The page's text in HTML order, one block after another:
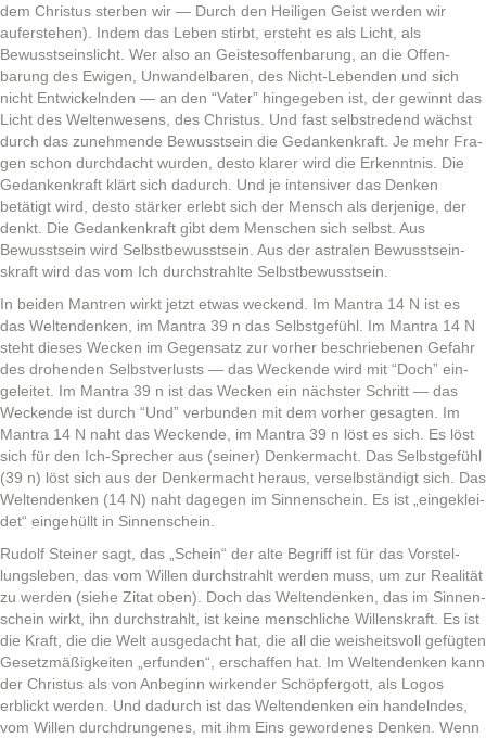
dem Chris­tus ster­ben wir — Durch den Heili­gen Geist wer­den wir
aufer­ste­hen). Indem das Leben stirbt, erste­ht es als Licht, als
Bewusst­seinslicht. Wer also an Geis­te­sof­fen­barung, an die Offen­
barung des Ewigen, Unwan­del­baren, des Nicht-Leben­den und sich
nicht Entwick­el­nden — an den “Vater” hingegeben ist, der gewin­nt das
Licht des Wel­tenwe­sens, des Chris­tus. Und fast selb­stre­dend wächst
durch das zunehmende Bewusst­sein die Gedankenkraft. Je mehr Fra­
gen schon durch­dacht wur­den, desto klar­er wird die Erken­nt­nis. Die
Gedankenkraft klärt sich dadurch. Und je inten­siv­er das Denken
betätigt wird, desto stärk­er erlebt sich der Men­sch als der­jenige, der
denkt. Die Gedankenkraft gibt dem Men­schen sich selb­st. Aus
Bewusst­sein wird Selb­st­be­wusst­sein. Aus der astralen Bewusst­sein­
skraft wird das vom Ich durch­strahlte Selbstbewusstsein.
In bei­den Mantren wirkt jet­zt etwas weck­end. Im Mantra 14 N ist es
das Wel­tendenken, im Mantra 39 n das Selb­st­ge­fühl. Im Mantra 14 N
ste­ht dieses Weck­en im Gegen­satz zur vorher beschriebe­nen Gefahr
des dro­hen­den Selb­stver­lusts — das Weck­ende wird mit “Doch” ein­
geleit­et. Im Mantra 39 n ist das Weck­en ein näch­ster Schritt — das
Weck­ende ist durch “Und” ver­bun­den mit dem vorher gesagten. Im
Mantra 14 N naht das Weck­ende, im Mantra 39 n löst es sich. Es löst
sich für den Ich-Sprech­er aus (sein­er) Denker­ma­cht. Das Selb­st­ge­fühl
(39 n) löst sich aus der Denker­ma­cht her­aus, verselb­ständigt sich. Das
Wel­tendenken (14 N) naht dage­gen im Sin­nen­schein. Es ist „eingek­lei­
det“ einge­hüllt in Sinnenschein.
Rudolf Stein­er sagt, das „Schein“ der alte Begriff ist für das Vorstel­
lungsleben, das vom Willen durch­strahlt wer­den muss, um zur Real­ität
zu wer­den (siehe Zitat oben). Doch das Wel­tendenken, das im Sin­nen­
schein wirkt, ihn durch­strahlt, ist keine men­schliche Wil­len­skraft. Es ist
die Kraft, die die Welt aus­gedacht hat, die all die weisheitsvoll gefügten
Geset­zmäßigkeit­en „erfun­den“, erschaf­fen hat. Im Wel­tendenken kann
der Chris­tus als von Anbe­ginn wirk­ender Schöpfer­gott, als Logos
erblickt wer­den. Und dadurch ist das Wel­tendenken ein han­del­ndes,
vom Willen durch­drun­ge­nes, mit ihm Eins gewor­denes Denken. Wenn